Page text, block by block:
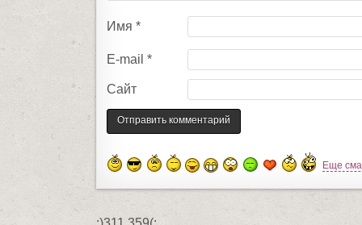
Имя*
E-mail*
Сайт
Еще